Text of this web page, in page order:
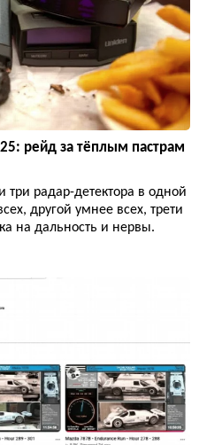
рейд за тёплым пастрам
три радар-детектора в одной
другой умнее всех, трети
на дальность и нервы.